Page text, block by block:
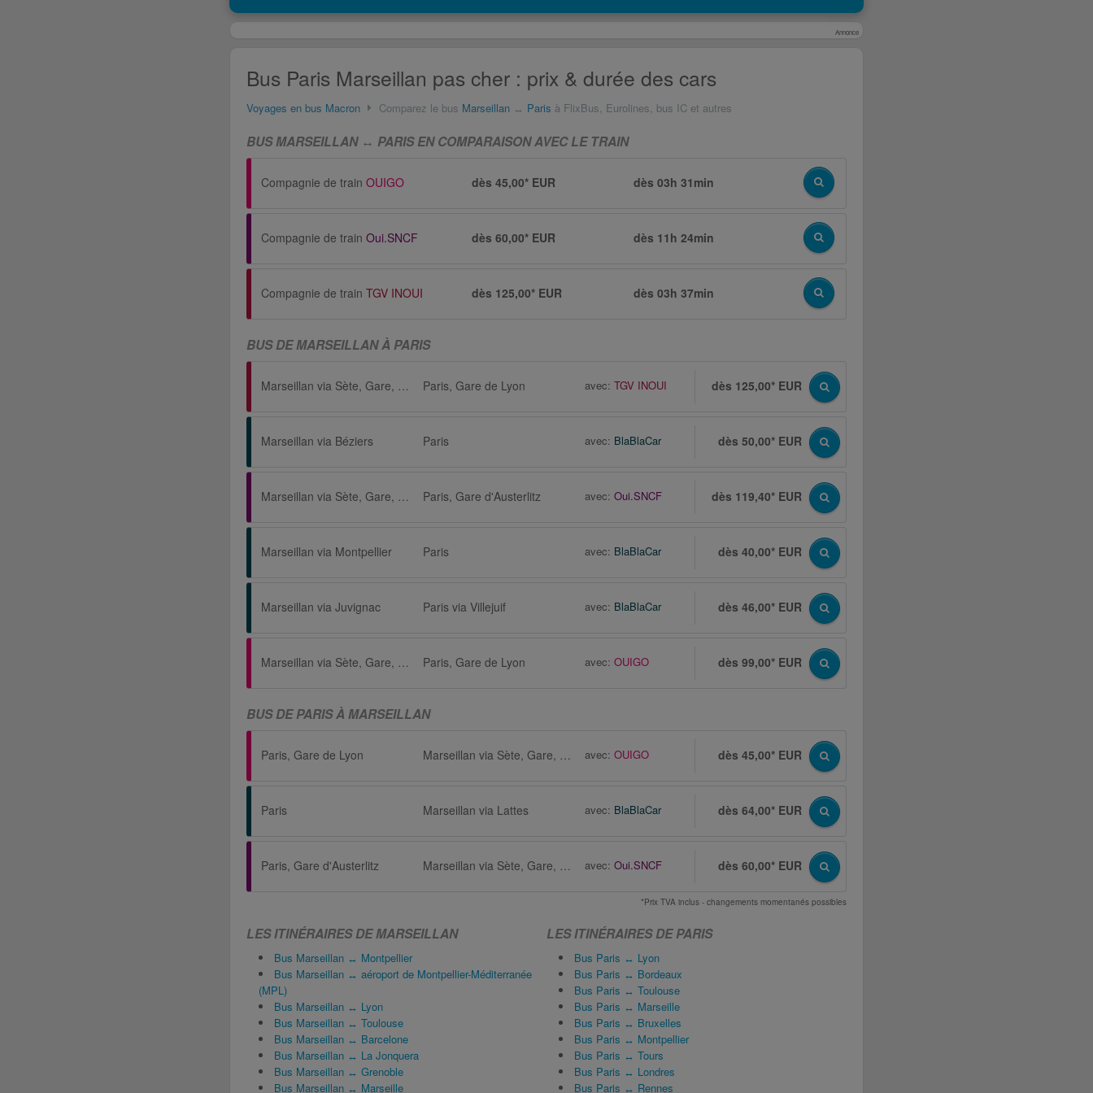
Annonce
Bus Paris Marseillan pas cher : prix & durée des cars
Voyages en bus Macron Comparez le bus Marseillan ↔ Paris à FlixBus, Eurolines, bus IC et autres
BUS MARSEILLAN ↔ PARIS EN COMPARAISON AVEC LE TRAIN
Compagnie de train OUIGO dès 45,00* EUR dès03h 31min
Compagnie de train Oui.SNCF dès 60,00* EUR dès 11h 24min
Compagnie de train TGV INOUI dès 125,00* EUR dès03h 37min
BUS DE MARSEILLAN À PARIS
Marseillan via Sète, Gare, Route de Cayenne Paris, Gare de Lyon avec: TGV INOUI dès 125,00* EUR
Marseillan via Béziers Paris avec: BlaBlaCar dès 50,00* EUR
Marseillan via Sète, Gare, Route de Cayenne Paris, Gare d'Austerlitz avec: Oui.SNCF dès 119,40* EUR
Marseillan via Montpellier Paris avec: BlaBlaCar dès 40,00* EUR
Marseillan via Juvignac Paris via Villejuif avec: BlaBlaCar dès 46,00* EUR
Marseillan via Sète, Gare, Route de Cayenne Paris, Gare de Lyon avec: OUIGO dès 99,00* EUR
BUS DE PARIS À MARSEILLAN
Paris, Gare de Lyon Marseillan via Sète, Gare, Route de Cayenne avec: OUIGO dès 45,00* EUR
Paris Marseillan via Lattes avec: BlaBlaCar dès 64,00* EUR
Paris, Gare d'Austerlitz Marseillan via Sète, Gare, Route de Cayenne avec: Oui.SNCF dès 60,00* EUR
*Prix TVA inclus - changements momentanés possibles
LES ITINÉRAIRES DE MARSEILLAN
Bus Marseillan ↔ Montpellier
Bus Marseillan ↔ aéroport de Montpellier-Méditerranée
(MPL)
Bus Marseillan ↔ Lyon
Bus Marseillan ↔ Toulouse
Bus Marseillan ↔ Barcelone
Bus Marseillan ↔ La Jonquera
Bus Marseillan ↔ Grenoble
Bus Marseillan ↔ Marseille
LES ITINÉRAIRES DE PARIS
Bus Paris ↔ Lyon
Bus Paris ↔ Bordeaux
Bus Paris ↔ Toulouse
Bus Paris ↔ Marseille
Bus Paris ↔ Bruxelles
Bus Paris ↔ Montpellier
Bus Paris ↔ Tours
Bus Paris ↔ Londres
Bus Paris ↔ Rennes